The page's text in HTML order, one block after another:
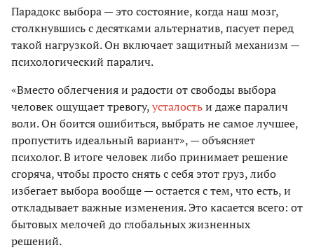
Парадокс выбора — это состояние, когда наш мозг,
столкнувшись с десятками альтернатив, пасует перед
такой нагрузкой. Он включает защитный механизм —
психологический паралич.
«Вместо облегчения и радости от свободы выбора
человек ощущает тревогу,усталостьи даже паралич
воли. Он боится ошибиться, выбрать не самое лучшее,
пропустить идеальный вариант», — объясняет
психолог. В итоге человек либо принимает решение
сгоряча, чтобы просто снять с себя этот груз, либо
избегает выбора вообще — остается с тем, что есть, и
откладывает важные изменения. Это касается всего: от
бытовых мелочей до глобальных жизненных
решений.